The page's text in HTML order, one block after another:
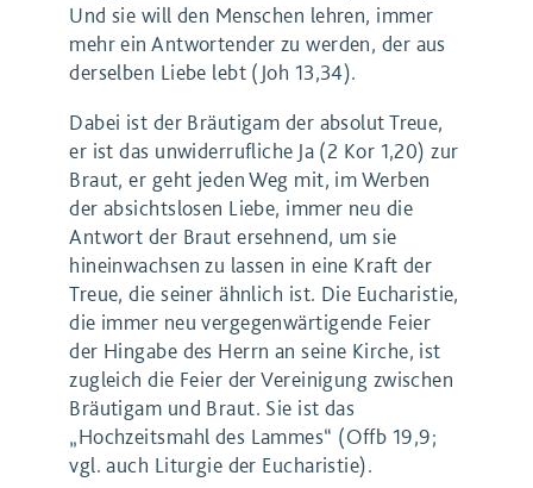
Und sie will den Menschen lehren, immer
mehr ein Antwortender zu werden, der aus
derselben Liebe lebt (Joh 13,34).
Dabei ist der Bräutigam der absolut Treue,
er ist das unwiderrufliche Ja (2 Kor 1,20) zur
Braut, er geht jeden Weg mit, im Werben
der absichtslosen Liebe, immer neu die
Antwort der Braut ersehnend, um sie
hineinwachsen zu lassen in eine Kraft der
Treue, die seiner ähnlich ist. Die Eucharistie,
die immer neu vergegenwärtigende Feier
der Hingabe des Herrn an seine Kirche, ist
zugleich die Feier der Vereinigung zwischen
Bräutigam und Braut. Sie ist das
„Hochzeitsmahl des Lammes“ (Offb 19,9;
vgl. auch Liturgie der Eucharistie).